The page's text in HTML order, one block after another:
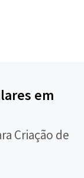
em
Criação de